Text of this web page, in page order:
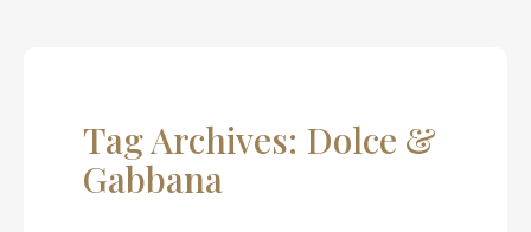
Tag Archives: Dolce &
Gabbana